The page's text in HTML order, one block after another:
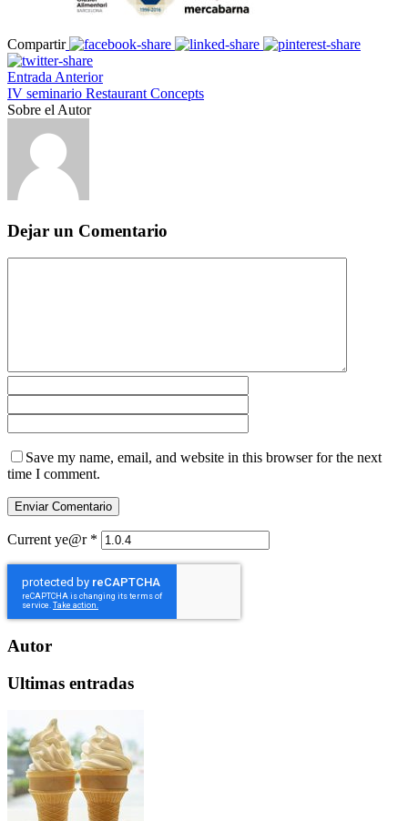
Compartir
Entrada Anterior
IV seminario Restaurant Concepts
Sobre el Autor
Dejar un Comentario
Save my name, email, and website in this browser for the next
time I comment.
Current ye@r *
Autor
Ultimas entradas